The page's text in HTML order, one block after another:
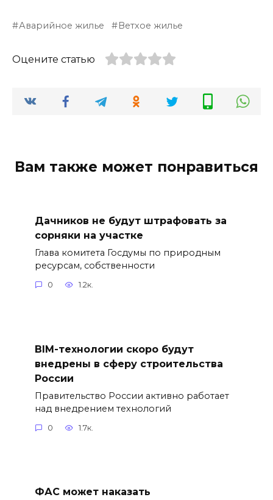
Аварийное жилье Ветхое жилье
Оцените статью
Вам также может понравиться
Дачников не будут штрафовать за
сорняки на участке
Глава комитета Госдумы по природным
ресурсам, собственности
0 1.2к.
BIM-технологии скоро будут
внедрены в сферу строительства
России
Правительство России активно работает
над внедрением технологий
0 1.7к.
ФАС может наказать